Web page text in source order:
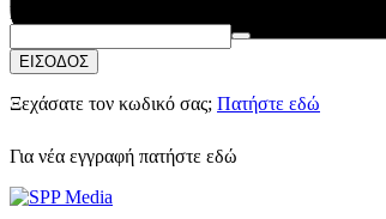
Κωδικός Πρόσβασης:
ΕΙΣΟΔΟΣ
Ξεχάσατε τον κωδικό σας; Πατήστε εδώ
Για νέα εγγραφή πατήστε εδώ